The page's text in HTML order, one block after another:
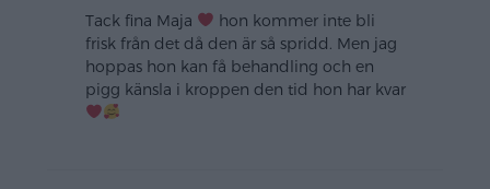
Tack fina Maja
hon kommer inte bli
frisk från det då den är så spridd. Men jag
hoppas hon kan få behandling och en
pigg känsla i kroppen den tid hon har kvar